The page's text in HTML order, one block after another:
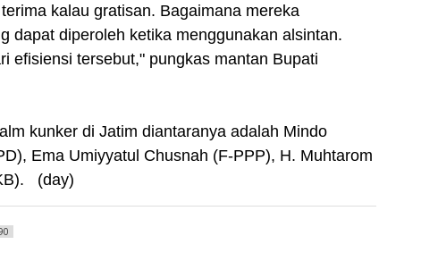
kalau gratisan. Bagaimana mereka
dapat diperoleh ketika menggunakan alsintan.
efisiensi tersebut," pungkas mantan Bupati
kunker di Jatim diantaranya adalah Mindo
Ema Umiyyatul Chusnah (F-PPP), H. Muhtarom
(day)